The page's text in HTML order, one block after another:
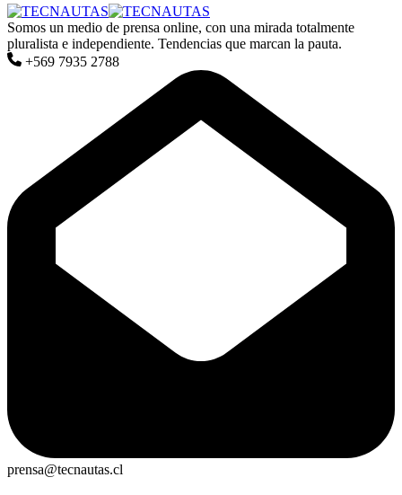
Somos un medio de prensa online, con una mirada totalmente
pluralista e independiente. Tendencias que marcan la pauta.
+569 7935 2788
prensa@tecnautas.cl